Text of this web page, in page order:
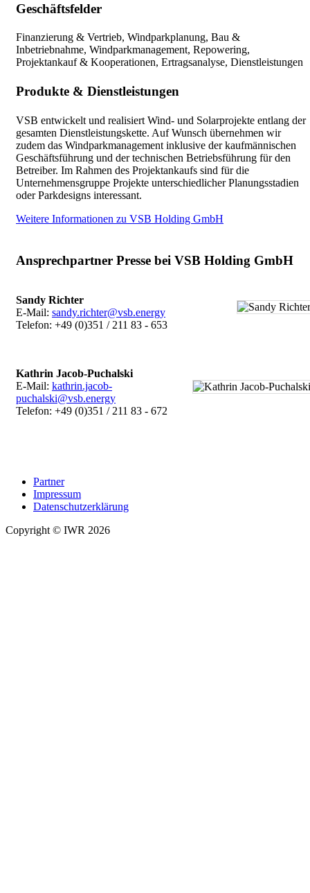
Geschäftsfelder
Finanzierung & Vertrieb, Windparkplanung, Bau &
Inbetriebnahme, Windparkmanagement, Repowering,
Projektankauf & Kooperationen, Ertragsanalyse, Dienstleistungen
Produkte & Dienstleistungen
VSB entwickelt und realisiert Wind- und Solarprojekte entlang der
gesamten Dienstleistungskette. Auf Wunsch übernehmen wir
zudem das Windparkmanagement inklusive der kaufmännischen
Geschäftsführung und der technischen Betriebsführung für den
Betreiber. Im Rahmen des Projektankaufs sind für die
Unternehmensgruppe Projekte unterschiedlicher Planungsstadien
oder Parkdesigns interessant.
Weitere Informationen zu VSB Holding GmbH
Ansprechpartner Presse bei VSB Holding GmbH
Sandy Richter
E-Mail: sandy.richter@vsb.energy
Telefon: +49 (0)351 / 211 83 - 653
Kathrin Jacob-Puchalski
E-Mail: kathrin.jacob-
puchalski@vsb.energy
Telefon: +49 (0)351 / 211 83 - 672
Partner
Impressum
Datenschutzerklärung
Copyright © IWR 2026